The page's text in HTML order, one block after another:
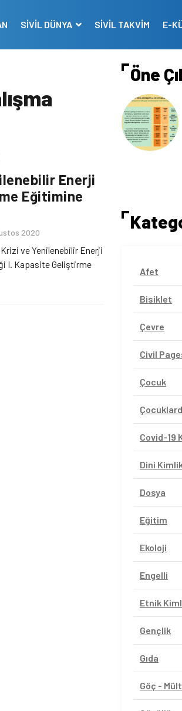
SİVİL DÜNYA SİVİL TAKVİM E-
Enerji
Eğitimine
2020
ve Yenilenebilir Enerji
I. Kapasite Geliştirme
Öne
Afet
Bisiklet
Çevre
Civil
Çocuk
Covid-19
Dini
Dosya
Eğitim
Ekoloji
Engelli
Etnik
Gençlik
Gıda
Göç -